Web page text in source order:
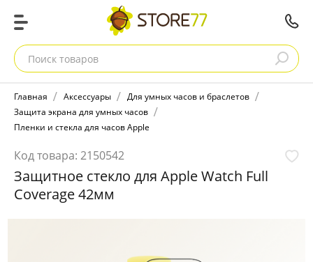
Поиск товаров
Главная Аксессуары
Для умных часов и браслетов
Защита экрана для умных часов
Пленки и стекла для часов Apple
Код товара: 2150542
Защитное стекло для Apple Watch Full
Coverage 42мм